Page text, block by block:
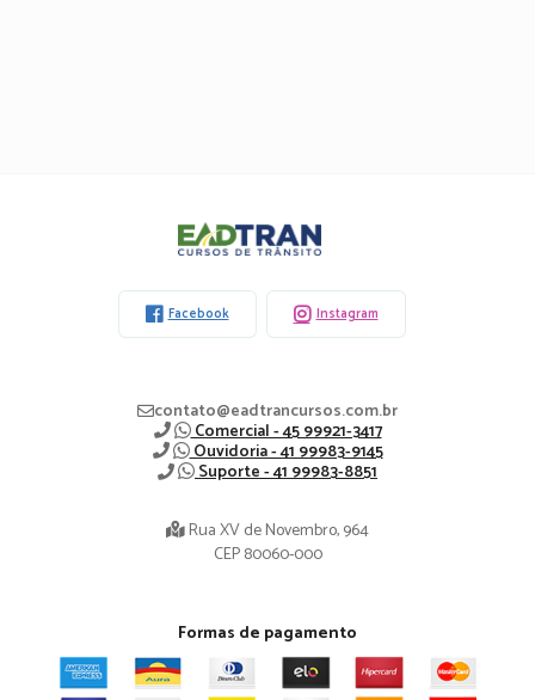
Eadtran
Facebook Instagram
contato@eadtrancursos.com.br
Comercial - 45 99921-3417
Ouvidoria - 41 99983-9145
Suporte - 41 99983-8851
Rua XV de Novembro, 964
CEP 80060-000
Formas de pagamento